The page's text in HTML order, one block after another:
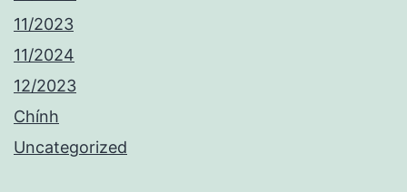
11/2023
11/2024
12/2023
Chính
Uncategorized